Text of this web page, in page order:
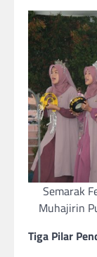
Semarak
Muhajirin
Tiga Pilar